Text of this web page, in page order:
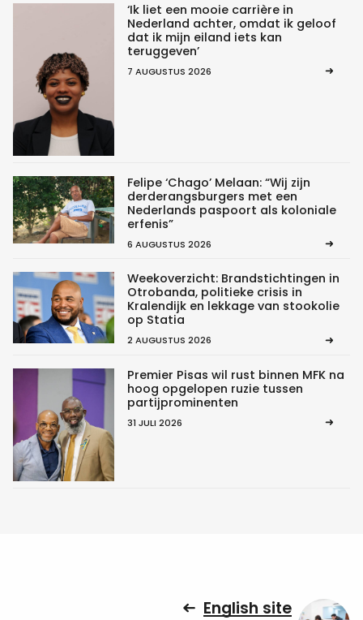
‘Ik liet een mooie carrière in
Nederland achter, omdat ik geloof
dat ik mijn eiland iets kan
teruggeven’
7 AUGUSTUS 2026
Felipe ‘Chago’ Melaan: “Wij zijn
derderangsburgers met een
Nederlands paspoort als koloniale
erfenis”
6 AUGUSTUS 2026
Weekoverzicht: Brandstichtingen in
Otrobanda, politieke crisis in
Kralendijk en lekkage van stookolie
op Statia
2 AUGUSTUS 2026
Premier Pisas wil rust binnen MFK na
hoog opgelopen ruzie tussen
partijprominenten
31 JULI 2026
English site